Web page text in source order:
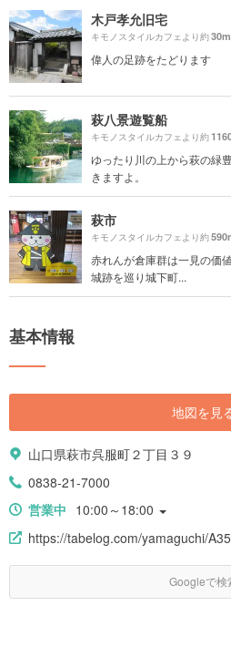
木戸孝允旧宅
キモノスタイルカフェより約30m
偉人の足跡をたどります
萩八景遊覧船
キモノスタイルカフェより約
ゆったり川の上から萩の緑
きますよ。
萩市
キモノスタイルカフェより約
赤れんが倉庫群は一見の価
城跡を巡り城下町...
基本情報
地図を見
山口県萩市呉服町２丁目３９
0838-21-7000
営業中 10:00～18:00
https://tabelog.com/yamaguchi/
Googleで検